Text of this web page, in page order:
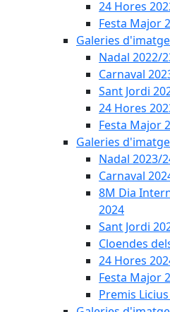
24 Hores
Festa Major
Galeries
Nadal 2022/
Carnaval
Sant Jordi
24 Hores
Festa Major
Galeries
Nadal 2023/
Carnaval
8M Dia
2024
Sant Jordi
Cloendes
24 Hores
Festa Major
Premis